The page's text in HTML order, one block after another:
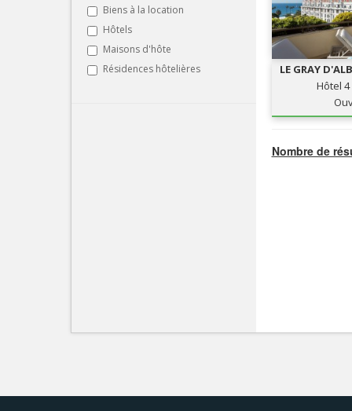
Biens à la location
Hôtels
Maisons d'hôte
Résidences hôtelières
LE GRAY
Hôtel
Nombre de